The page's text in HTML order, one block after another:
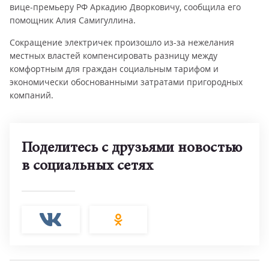
вице-премьеру РФ Аркадию Дворковичу, сообщила его
помощник Алия Самигуллина.
Сокращение электричек произошло из-за нежелания
местных властей компенсировать разницу между
комфортным для граждан социальным тарифом и
экономически обоснованными затратами пригородных
компаний.
Поделитесь с друзьями новостью
в социальных сетях